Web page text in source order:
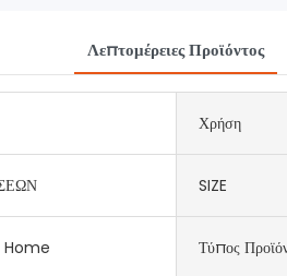
Λεπτομέρειες Προϊόντος
Χρήση
SIZE
Τύπος